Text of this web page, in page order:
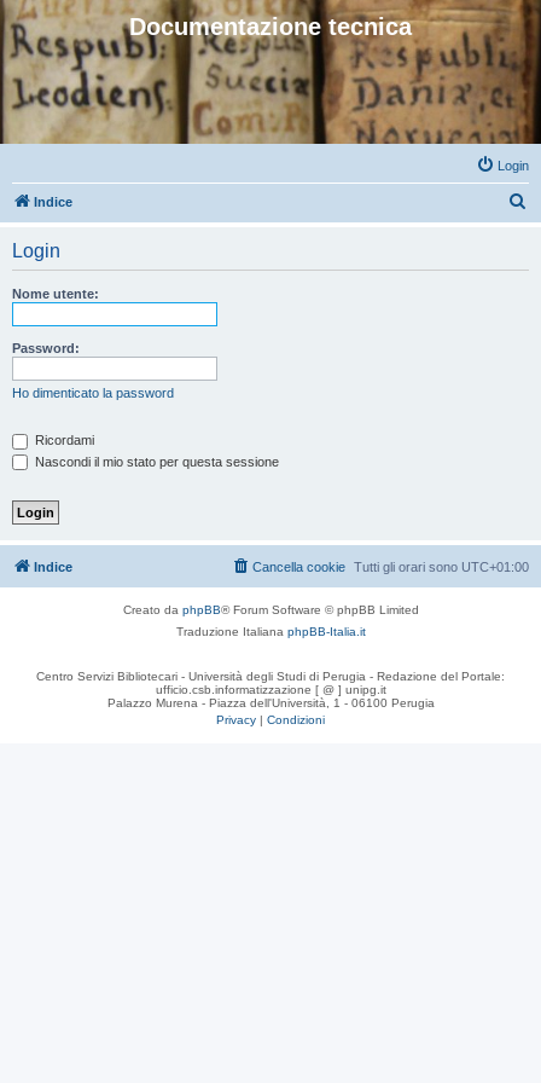
Documentazione tecnica
Login
Indice
Login
Nome utente:
Password:
Ho dimenticato la password
Ricordami
Nascondi il mio stato per questa sessione
Indice Tutti gli orari sono UTC+01:00
Cancella cookie
Creato da phpBB® Forum Software © phpBB Limited
Traduzione Italiana phpBB-Italia.it
Centro Servizi Bibliotecari - Università degli Studi di Perugia - Redazione del Portale:
ufficio.csb.informatizzazione [ @ ] unipg.it
Palazzo Murena - Piazza dell'Università, 1 - 06100 Perugia
Privacy | Condizioni